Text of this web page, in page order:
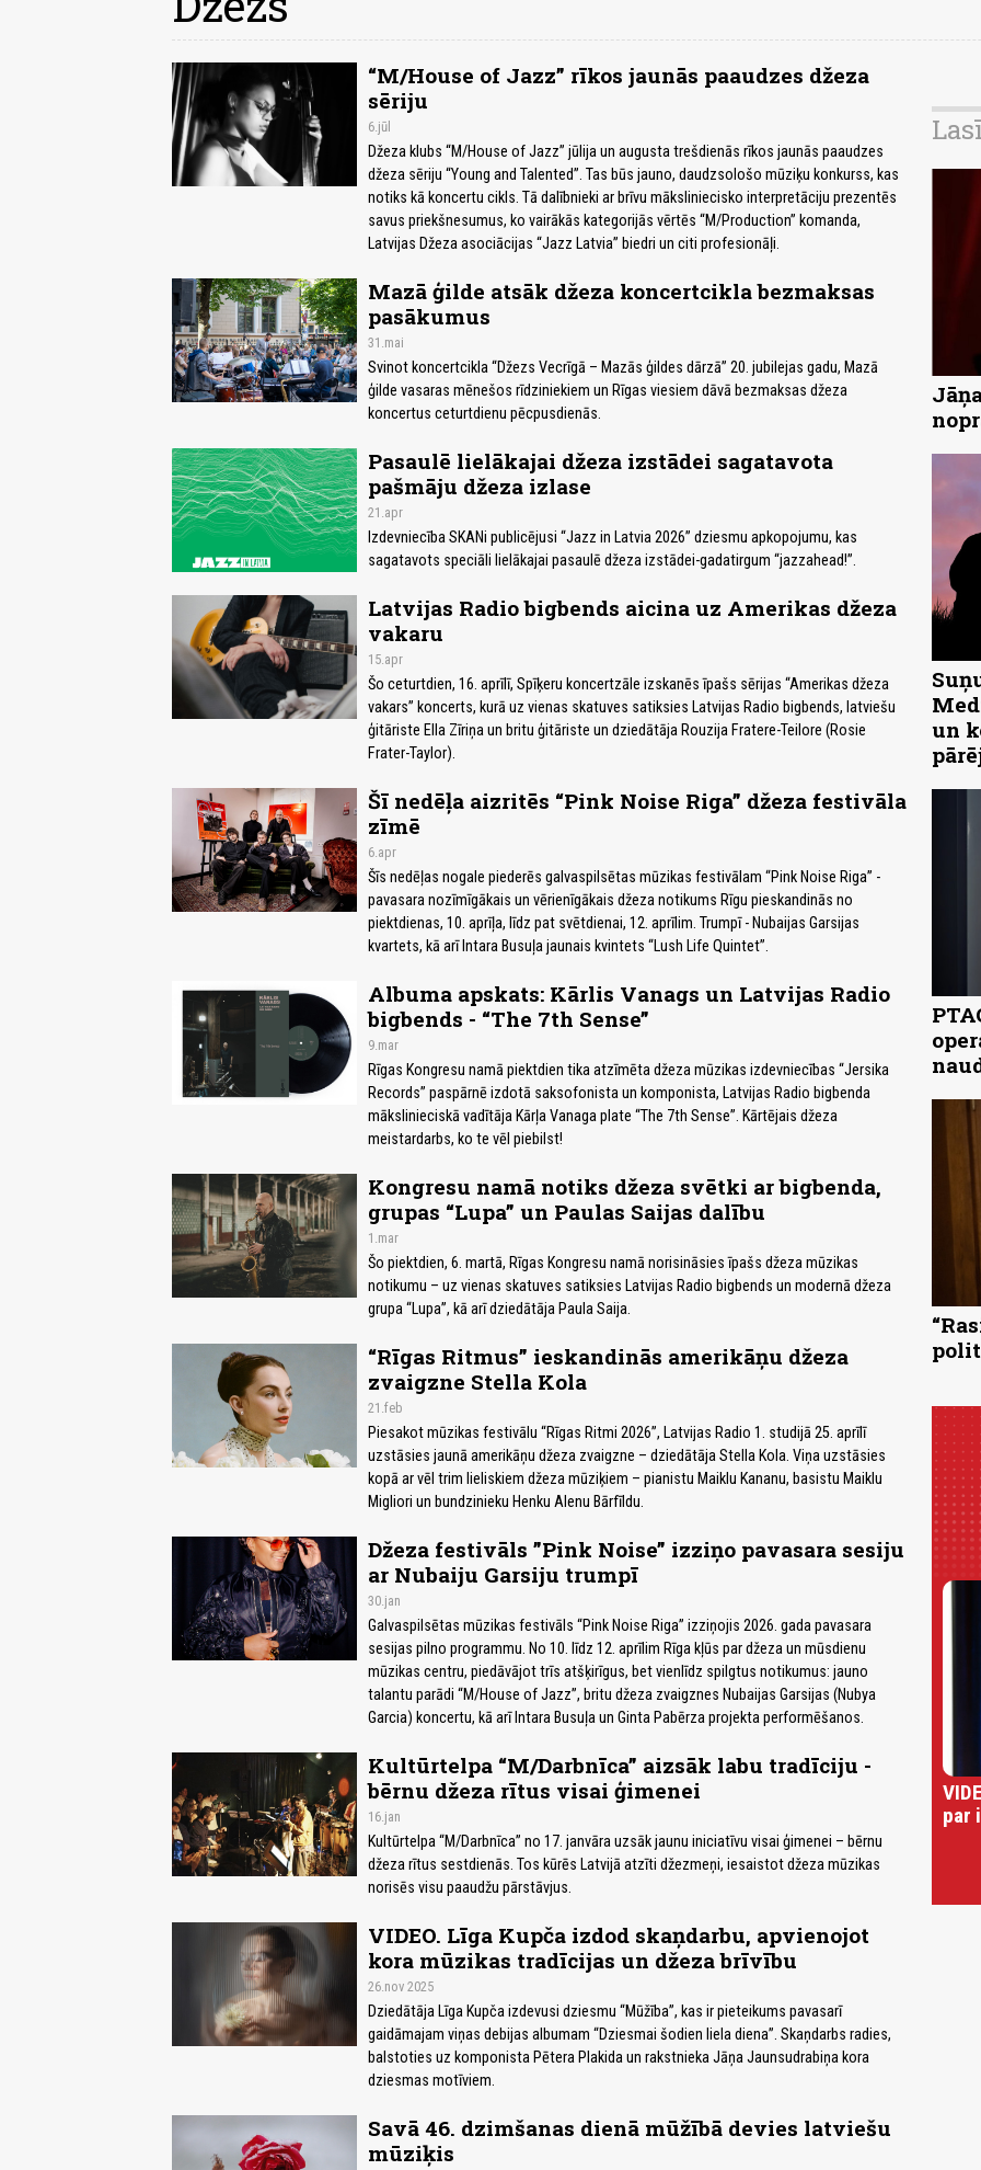
“M/House of Jazz” rīkos jaunās paaudzes džeza
sēriju
6.jūl
Džeza klubs “M/House of Jazz” jūlija un augusta trešdienās rīkos jaunās paaudzes
džeza sēriju “Young and Talented”. Tas būs jauno, daudzsološo mūziķu konkurss, kas
notiks kā koncertu cikls. Tā dalībnieki ar brīvu māksliniecisko interpretāciju prezentēs
savus priekšnesumus, ko vairākās kategorijās vērtēs “M/Production” komanda,
Latvijas Džeza asociācijas “Jazz Latvia” biedri un citi profesionāļi.
Mazā ģilde atsāk džeza koncertcikla bezmaksas
pasākumus
31.mai
Svinot koncertcikla “Džezs Vecrīgā – Mazās ģildes dārzā” 20. jubilejas gadu, Mazā
ģilde vasaras mēnešos rīdziniekiem un Rīgas viesiem dāvā bezmaksas džeza
koncertus ceturtdienu pēcpusdienās.
Pasaulē lielākajai džeza izstādei sagatavota
pašmāju džeza izlase
21.apr
Izdevniecība SKANi publicējusi “Jazz in Latvia 2026” dziesmu apkopojumu, kas
sagatavots speciāli lielākajai pasaulē džeza izstādei-gadatirgum “jazzahead!”.
Latvijas Radio bigbends aicina uz Amerikas džeza
vakaru
15.apr
Šo ceturtdien, 16. aprīlī, Spīķeru koncertzāle izskanēs īpašs sērijas “Amerikas džeza
vakars” koncerts, kurā uz vienas skatuves satiksies Latvijas Radio bigbends, latviešu
ģitāriste Ella Zīriņa un britu ģitāriste un dziedātāja Rouzija Fratere-Teilore (Rosie
Frater-Taylor).
Šī nedēļa aizritēs “Pink Noise Riga” džeza festivāla
zīmē
6.apr
Šīs nedēļas nogale piederēs galvaspilsētas mūzikas festivālam “Pink Noise Riga” -
pavasara nozīmīgākais un vērienīgākais džeza notikums Rīgu pieskandinās no
piektdienas, 10. aprīļa, līdz pat svētdienai, 12. aprīlim. Trumpī - Nubaijas Garsijas
kvartets, kā arī Intara Busuļa jaunais kvintets “Lush Life Quintet”.
Albuma apskats: Kārlis Vanags un Latvijas Radio
bigbends - “The 7th Sense”
9.mar
Rīgas Kongresu namā piektdien tika atzīmēta džeza mūzikas izdevniecības “Jersika
Records” paspārnē izdotā saksofonista un komponista, Latvijas Radio bigbenda
mākslinieciskā vadītāja Kārļa Vanaga plate “The 7th Sense”. Kārtējais džeza
meistardarbs, ko te vēl piebilst!
Kongresu namā notiks džeza svētki ar bigbenda,
grupas “Lupa” un Paulas Saijas dalību
1.mar
Šo piektdien, 6. martā, Rīgas Kongresu namā norisināsies īpašs džeza mūzikas
notikumu – uz vienas skatuves satiksies Latvijas Radio bigbends un modernā džeza
grupa “Lupa”, kā arī dziedātāja Paula Saija.
“Rīgas Ritmus” ieskandinās amerikāņu džeza
zvaigzne Stella Kola
21.feb
Piesakot mūzikas festivālu “Rīgas Ritmi 2026”, Latvijas Radio 1. studijā 25. aprīlī
uzstāsies jaunā amerikāņu džeza zvaigzne – dziedātāja Stella Kola. Viņa uzstāsies
kopā ar vēl trim lieliskiem džeza mūziķiem – pianistu Maiklu Kananu, basistu Maiklu
Migliori un bundzinieku Henku Alenu Bārfīldu.
Džeza festivāls ”Pink Noise” izziņo pavasara sesiju
ar Nubaiju Garsiju trumpī
30.jan
Galvaspilsētas mūzikas festivāls “Pink Noise Riga” izziņojis 2026. gada pavasara
sesijas pilno programmu. No 10. līdz 12. aprīlim Rīga kļūs par džeza un mūsdienu
mūzikas centru, piedāvājot trīs atšķirīgus, bet vienlīdz spilgtus notikumus: jauno
talantu parādi “M/House of Jazz”, britu džeza zvaigznes Nubaijas Garsijas (Nubya
Garcia) koncertu, kā arī Intara Busuļa un Ginta Pabērza projekta performēšanos.
Kultūrtelpa “M/Darbnīca” aizsāk labu tradīciju -
bērnu džeza rītus visai ģimenei
16.jan
Kultūrtelpa “M/Darbnīca” no 17. janvāra uzsāk jaunu iniciatīvu visai ģimenei – bērnu
džeza rītus sestdienās. Tos kūrēs Latvijā atzīti džezmeņi, iesaistot džeza mūzikas
norisēs visu paaudžu pārstāvjus.
VIDEO. Līga Kupča izdod skaņdarbu, apvienojot
kora mūzikas tradīcijas un džeza brīvību
26.nov 2025
Dziedātāja Līga Kupča izdevusi dziesmu “Mūžība”, kas ir pieteikums pavasarī
gaidāmajam viņas debijas albumam “Dziesmai šodien liela diena”. Skaņdarbs radies,
balstoties uz komponista Pētera Plakida un rakstnieka Jāņa Jaunsudrabiņa kora
dziesmas motīviem.
Savā 46. dzimšanas dienā mūžībā devies latviešu
mūziķis
un
par